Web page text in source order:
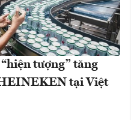
tượng” tăng
tại Việt